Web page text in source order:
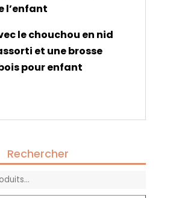
l’enfant
le chouchou en nid
et une brosse
pour enfant
Rechercher